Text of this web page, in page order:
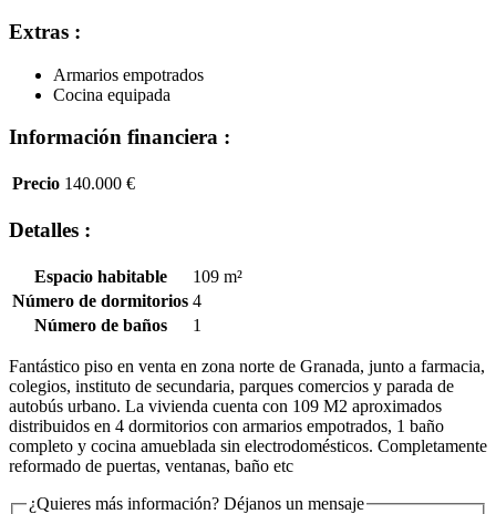
Extras :
Armarios empotrados
Cocina equipada
Información financiera :
Precio 140.000 €
Detalles :
Espacio habitable
109 m²
Número de dormitorios 4
Número de baños
1
Fantástico piso en venta en zona norte de Granada, junto a farmacia,
colegios, instituto de secundaria, parques comercios y parada de
autobús urbano. La vivienda cuenta con 109 M2 aproximados
distribuidos en 4 dormitorios con armarios empotrados, 1 baño
completo y cocina amueblada sin electrodomésticos. Completamente
reformado de puertas, ventanas, baño etc
¿Quieres más información? Déjanos un mensaje